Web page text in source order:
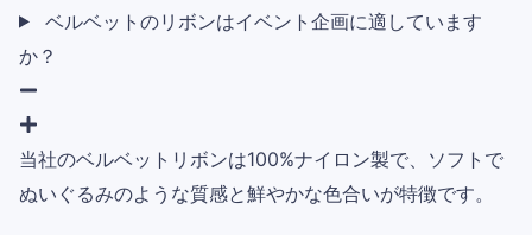
ベルベットのリボンはイベント企画に適しています
か？
当社のベルベットリボンは100%ナイロン製で、ソフトで
ぬいぐるみのような質感と鮮やかな色合いが特徴です。